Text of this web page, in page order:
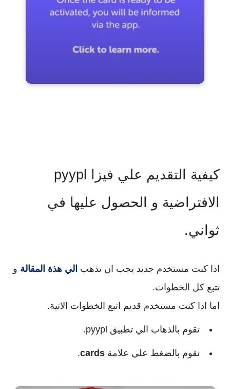
كيفية التقديم علي فيزا pyypl
الافتراضية و الحصول عليها في
ثواني.
اذا كنت مستخدم جديد يجب ان تذهب الي هذة المقالة و
تتبع كل الخطوات.
اما اذا كنت مستخدم قديم اتبع الخطوات الاتية.
تقوم بالذهاب الي تطبيق pyypl.
تقوم بالضغط علي علامة cards
.